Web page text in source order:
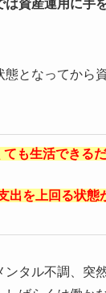
は資産運用に手
態となってから
も生活できる
出を上回る状態
ンタル不調、突